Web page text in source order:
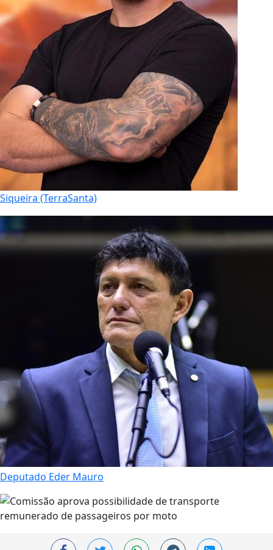
Siqueira (TerraSanta)
Deputado Eder Mauro